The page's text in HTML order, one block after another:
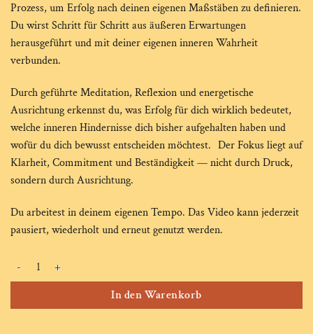
Prozess, um Erfolg nach deinen eigenen Maßstäben zu definieren.
Du wirst Schritt für Schritt aus äußeren Erwartungen
herausgeführt und mit deiner eigenen inneren Wahrheit
verbunden.
Durch geführte Meditation, Reflexion und energetische
Ausrichtung erkennst du, was Erfolg für dich wirklich bedeutet,
welche inneren Hindernisse dich bisher aufgehalten haben und
wofür du dich bewusst entscheiden möchtest. Der Fokus liegt auf
Klarheit, Commitment und Beständigkeit — nicht durch Druck,
sondern durch Ausrichtung.
Du arbeitest in deinem eigenen Tempo. Das Video kann jederzeit
pausiert, wiederholt und erneut genutzt werden.
OWN YOUR PATH – Geh deinen eigenen Weg Menge
In den Warenkorb
Alternative: